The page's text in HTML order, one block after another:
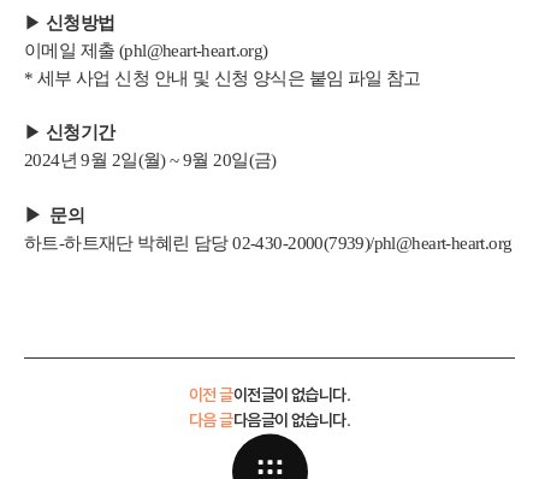
▶ 신청방법
이메일 제출 (phl@heart-heart.org)
* 세부 사업 신청 안내 및 신청 양식은 붙임 파일 참고
▶ 신청기간
2024년 9월 2일(월) ~ 9월 20일(금)
▶ 문의
하트-하트재단 박혜린 담당 02-430-2000(7939)/phl@heart-heart.org
이전 글이전글이 없습니다.
다음글이 없습니다.
다음 글